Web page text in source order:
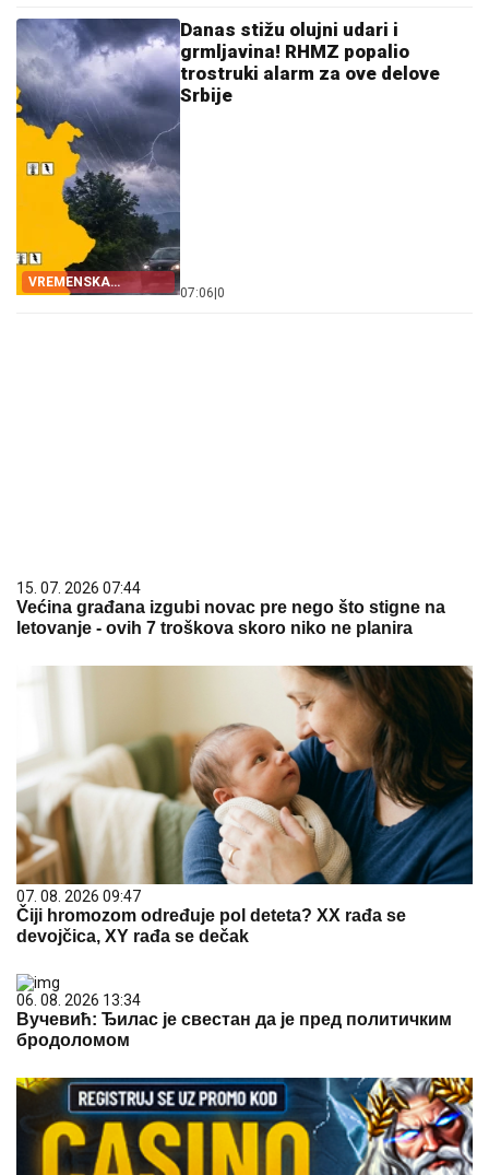
VREMENSKA
PROGNOZA
Danas stižu olujni udari i
grmljavina! RHMZ popalio
trostruki alarm za ove delove
Srbije
07:06 0
15. 07. 2026 07:44
Većina građana izgubi novac pre nego što stigne na
letovanje - ovih 7 troškova skoro niko ne planira
07. 08. 2026 09:47
Čiji hromozom određuje pol deteta? XX rađa se
devojčica, XY rađa se dečak
06. 08. 2026 13:34
Вучевић: Ђилас је свестан да је пред политичким
бродоломом